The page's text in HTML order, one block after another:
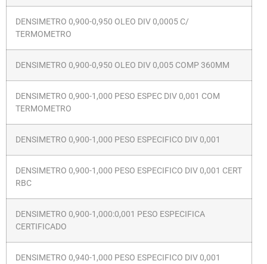
DENSIMETRO 0,900-0,950 OLEO DIV 0,0005 C/
TERMOMETRO
DENSIMETRO 0,900-0,950 OLEO DIV 0,005 COMP 360MM
DENSIMETRO 0,900-1,000 PESO ESPEC DIV 0,001 COM
TERMOMETRO
DENSIMETRO 0,900-1,000 PESO ESPECIFICO DIV 0,001
DENSIMETRO 0,900-1,000 PESO ESPECIFICO DIV 0,001 CERT
RBC
DENSIMETRO 0,900-1,000:0,001 PESO ESPECIFICA
CERTIFICADO
DENSIMETRO 0,940-1,000 PESO ESPECIFICO DIV 0,001